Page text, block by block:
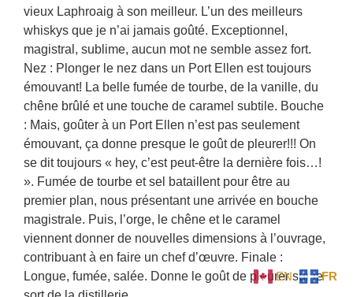
vieux Laphroaig à son meilleur. L’un des meilleurs
whiskys que je n’ai jamais goûté. Exceptionnel,
magistral, sublime, aucun mot ne semble assez fort.
Nez : Plonger le nez dans un Port Ellen est toujours
émouvant! La belle fumée de tourbe, de la vanille, du
chêne brûlé et une touche de caramel subtile. Bouche
: Mais, goûter à un Port Ellen n’est pas seulement
émouvant, ça donne presque le goût de pleurer!!! On
se dit toujours « hey, c’est peut-être la dernière fois…!
». Fumée de tourbe et sel bataillent pour être au
premier plan, nous présentant une arrivée en bouche
magistrale. Puis, l’orge, le chêne et le caramel
viennent donner de nouvelles dimensions à l’ouvrage,
contribuant à en faire un chef d’œuvre. Finale :
Longue, fumée, salée. Donne le goût de pleurer sur le
EN FR